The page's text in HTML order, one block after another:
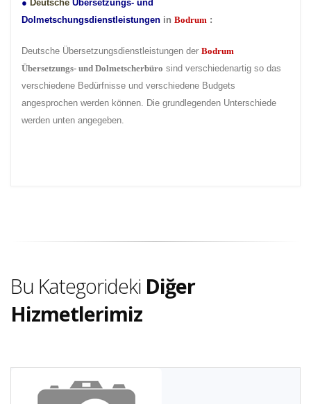
● Deutsche Übersetzungs- und
Dolmetschungsdienstleistungen in Bodrum :
Deutsche Übersetzungsdienstleistungen der Bodrum
Übersetzungs- und Dolmetscherbüro sind verschiedenartig so das
verschiedene Bedürfnisse und verschiedene Budgets
angesprochen werden können. Die grundlegenden Unterschiede
werden unten angegeben.
Bu Kategorideki Diğer
Hizmetlerimiz